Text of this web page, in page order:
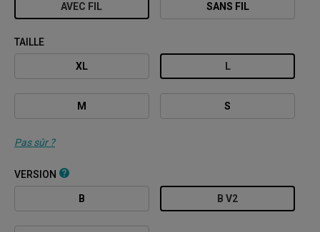
AVEC FIL SANS FIL
TAILLE
XL L
M S
Pas sûr ?
VERSION
B B V2